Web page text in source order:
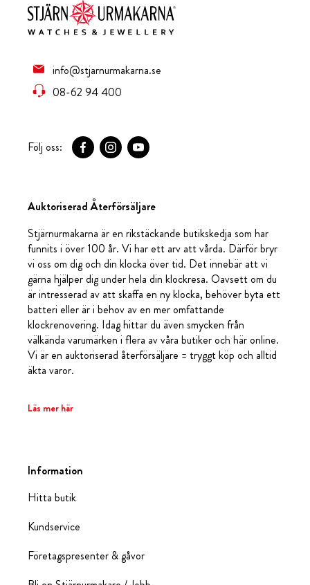
info@stjarnurmakarna.se
08-62 94 400
Följ oss:
Auktoriserad Återförsäljare
Stjärnurmakarna är en rikstäckande butikskedja som har
funnits i över 100 år. Vi har ett arv att vårda. Därför bryr
vi oss om dig och din klocka över tid. Det innebär att vi
gärna hjälper dig under hela din klockresa. Oavsett om du
är intresserad av att skaffa en ny klocka, behöver byta ett
batteri eller är i behov av en mer omfattande
klockrenovering. Idag hittar du även smycken från
välkända varumärken i flera av våra butiker och här online.
Vi är en auktoriserad återförsäljare = tryggt köp och alltid
äkta varor.
Läs mer här
Information
Hitta butik
Kundservice
Företagspresenter & gåvor